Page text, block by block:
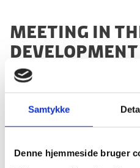
Samtykke
Denne hjemmeside bruger
Meeting in
Development
May 2025
15.05.2025